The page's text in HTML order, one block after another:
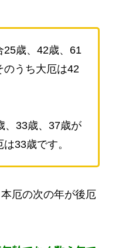
25歳、42歳、61
のうち大厄は42
、33歳、37歳が
33歳です。
厄の次の年が後厄